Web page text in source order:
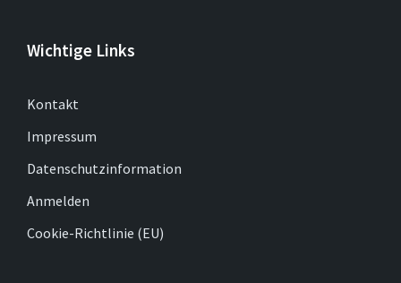
Wichtige Links
Kontakt
Impressum
Datenschutzinformation
Anmelden
Cookie-Richtlinie (EU)